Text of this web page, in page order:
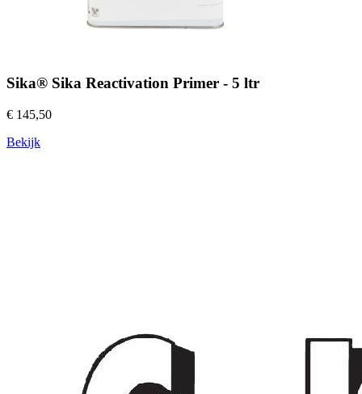
Sika® Sika Reactivation Primer - 5 ltr
€ 145,50
Bekijk